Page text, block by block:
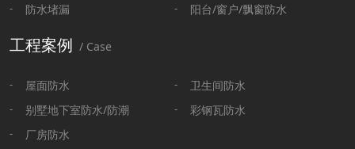
防水堵漏
阳台/窗户/飘窗防水
工程案例 / Case
屋面防水
卫生间防水
别墅地下室防水/防潮
彩钢瓦防水
厂房防水